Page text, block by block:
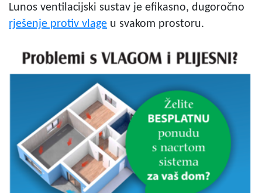
Lunos ventilacijski sustav je efikasno, dugoročno
rješenje protiv vlage u svakom prostoru.